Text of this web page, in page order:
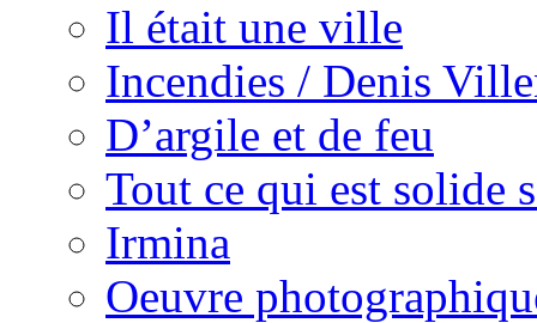
Il était une ville
Incendies / Denis
D’argile et de feu
Tout ce qui est solide
Irmina
Oeuvre